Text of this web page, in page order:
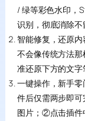
/ 绿等彩色水印，
识别，彻底消除不
智能修复，还原
不会像传统方法
准还原下方的文字
一键操作，新手
件后仅需两步即
图片；②点击插件